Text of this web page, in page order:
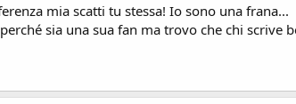
mia scatti tu stessa! Io sono una frana...
sia una sua fan ma trovo che chi scrive